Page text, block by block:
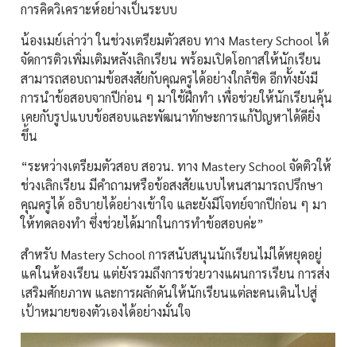
การคิดวิเคราะห์อย่างเป็นระบบ
น้องเมย์เล่าว่า ในช่วงเตรียมตัวสอบ ทาง Mastery School ได้
จัดการติวเพิ่มเติมหลังเลิกเรียน พร้อมเปิดโอกาสให้นักเรียน
สามารถสอบถามข้อสงสัยกับคุณครูได้อย่างใกล้ชิด อีกทั้งยังมี
การนำข้อสอบจากปีก่อน ๆ มาใช้ฝึกทำ เพื่อช่วยให้นักเรียนคุ้น
เคยกับรูปแบบข้อสอบและพัฒนาทักษะการแก้ปัญหาได้ดียิ่ง
ขึ้น
“ระหว่างเตรียมตัวสอบ สอวน. ทาง Mastery School จัดติวให้
ช่วงเลิกเรียน มีคำถามหรือข้อสงสัยแบบไหนสามารถปรึกษา
คุณครูได้ อธิบายได้อย่างเข้าใจ และยังมีโจทย์จากปีก่อน ๆ มา
ให้ทดลองทำ ซึ่งช่วยได้มากในการทำข้อสอบค่ะ”
สำหรับ Mastery School การสนับสนุนนักเรียนไม่ได้หยุดอยู่
แค่ในห้องเรียน แต่ยังรวมถึงการช่วยวางแผนการเรียน การส่ง
เสริมศักยภาพ และการผลักดันให้นักเรียนแต่ละคนเดินไปสู่
เป้าหมายของตัวเองได้อย่างมั่นใจ